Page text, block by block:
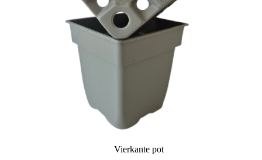
Vierkante pot